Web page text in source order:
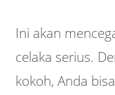
Ini akan
celaka serius.
kokoh, Anda